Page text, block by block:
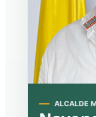
ALCALDE